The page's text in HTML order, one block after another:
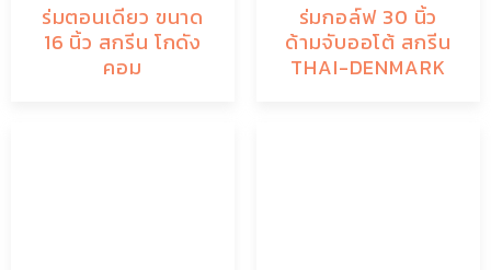
ร่มตอนเดียว ขนาด
16 นิ้ว สกรีน โกดัง
คอม
ร่มกอล์ฟ 30 นิ้ว
ด้ามจับออโต้ สกรีน
THAI-DENMARK